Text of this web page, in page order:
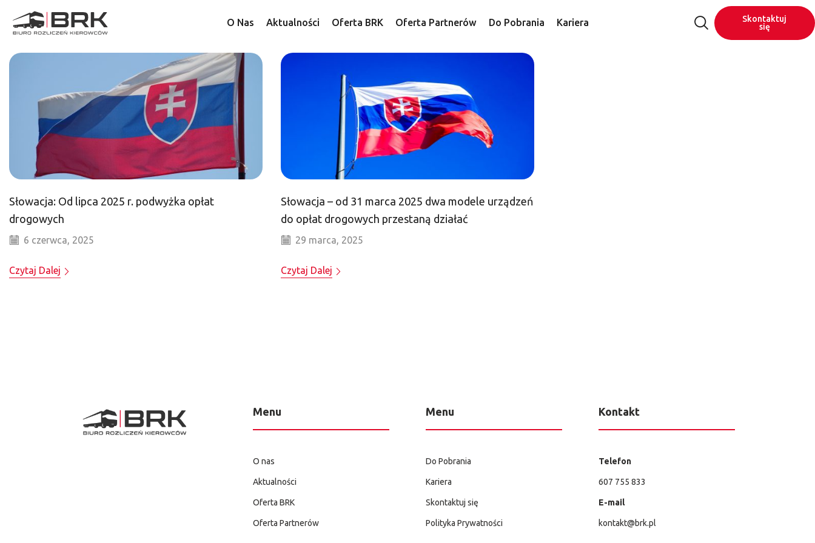
O Nas Aktualności Oferta BRK Oferta Partnerów Do Pobrania Kariera
Skontaktuj
się
Słowacja: Od lipca 2025 r. podwyżka opłat
drogowych
6 czerwca, 2025
Czytaj Dalej
Słowacja – od 31 marca 2025 dwa modele urządzeń
do opłat drogowych przestaną działać
29 marca, 2025
Czytaj Dalej
Menu
O nas
Aktualności
Oferta BRK
Oferta Partnerów
Menu
Do Pobrania
Kariera
Skontaktuj się
Polityka Prywatności
Kontakt
Telefon
607 755 833
E-mail
kontakt@brk.pl